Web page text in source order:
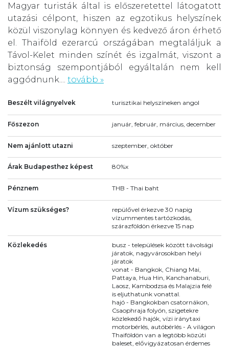
Magyar turisták által is előszeretettel látogatott
utazási célpont, hiszen az egzotikus helyszínek
közül viszonylag könnyen és kedvező áron érhető
el. Thaiföld ezerarcú országában megtaláljuk a
Távol-Kelet minden színét és izgalmát, viszont a
biztonság szempontjából egyáltalán nem kell
aggódnunk.... tovább »
Beszélt világnyelvek turisztikai helyszíneken angol
Főszezon január, február, március, december
Nem ajánlott utazni szeptember, október
Árak Budapesthez képest 80%x
Pénznem THB - Thai baht
Vízum szükséges?
repülővel érkezve 30 napig
vízummentes tartózkodás,
szárazföldön érkezve 15 nap
Közlekedés
busz - települések között távolsági
járatok, nagyvárosokban helyi
járatok
vonat - Bangkok, Chiang Mai,
Pattaya, Hua Hin, Kanchanaburi,
Laosz, Kambodzsa és Malajzia felé
is eljuthatunk vonattal.
hajó - Bangkokban csatornákon,
Csaophraja folyón, szigetekre
közlekedő hajók, vízi iránytaxi
motorbérlés, autóbérlés - A világon
Thaiföldön van a legtöbb közúti
baleset, elővigyázatosan érdemes